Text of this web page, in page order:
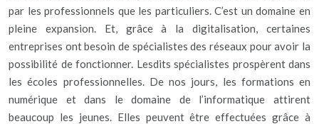
par les professionnels que les particuliers. C’est un domaine en
pleine expansion. Et, grâce à la digitalisation, certaines
entreprises ont besoin de spécialistes des réseaux pour avoir la
possibilité de fonctionner. Lesdits spécialistes prospèrent dans
les écoles professionnelles. De nos jours, les formations en
numérique et dans le domaine de l’informatique attirent
beaucoup les jeunes. Elles peuvent être effectuées grâce à